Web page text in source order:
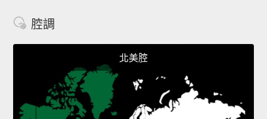
腔調
北美腔